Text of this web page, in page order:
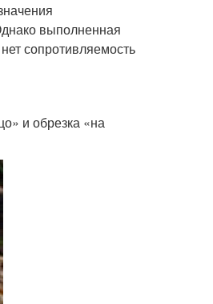
выполненная
сопротивляемость
и обрезка «на